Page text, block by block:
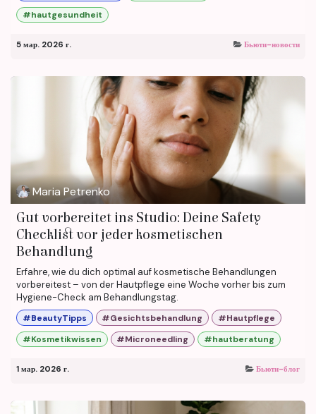
#hautgesundheit
5 мар. 2026 г. Бьюти-новости
Maria Petrenko
Gut vorbereitet ins Studio: Deine Safety
Checklist vor jeder kosmetischen
Behandlung
Erfahre, wie du dich optimal auf kosmetische Behandlungen
vorbereitest – von der Hautpflege eine Woche vorher bis zum
Hygiene-Check am Behandlungstag.
#BeautyTipps #Gesichtsbehandlung
#Hautpflege
#Kosmetikwissen
#Microneedling #hautberatung
1 мар. 2026 г. Бьюти-блог